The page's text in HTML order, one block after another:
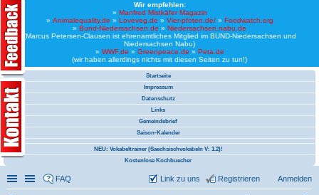
Wir empfehlen:
» Manfred Mistkäfer Magazin
» Animalequality.de » Loveveg.de » Vier-pfoten.de/» Foodwatch.org
» Bund-Niedersachsen.de » Niedersachsen.nabu.de
(Marcus Petersen-Clausen ist ehrenamtliches Mitglied im BUND-Niedersachsen und
Niedersachsen Nabu)
» WWF.de » Greenpeace.de » Peta.de
(wir haben allerdings nichts mit diesen Seiten zu tun!)
Startseite
Impressum
Datenschutz
Links
Gemeindebrief
Saison-Kalender
NEU: Vokabeltrainer (Saechsischvokabeln V: 1.2)!
Kostenlose Kochbuecher
Schnellzugriff
Linkliste
FAQ Anmelden
Registrieren
Link zu uns